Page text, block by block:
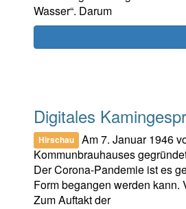
Wasser“. Darum
Digitales
Hirschau
Am 7. Januar 1946
Kommunbrauhauses
Der Corona-Pandemie ist es
Form begangen werden
Zum Auftakt der